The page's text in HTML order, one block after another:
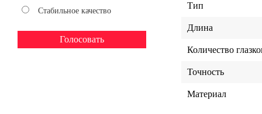
Стабильное качество
Тип
Длина
Количество
Точность
Материал